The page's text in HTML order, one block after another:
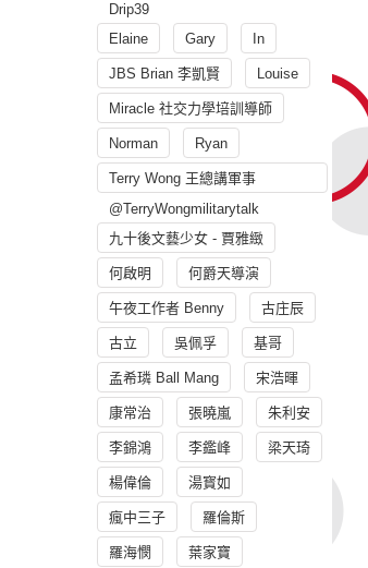
Drip39
Elaine
Gary In
JBS Brian 李凱賢 Louise
Miracle 社交力學培訓導師
Norman Ryan
Terry Wong 王總講軍事
@TerryWongmilitarytalk
九十後文藝少女 - 賈雅緻
何啟明 何爵天導演
午夜工作者 Benny 古庄辰
古立 吳佩孚 基哥
孟希璘 Ball Mang 宋浩暉
康常治 張曉嵐 朱利安
李錦鴻 李鑑峰 梁天琦
楊偉倫 湯寳如
瘋中三子 羅倫斯
羅海憫 葉家寶